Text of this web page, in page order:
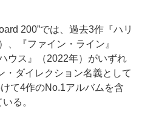
200”では、過去3作『ハリ
、『ファイン・ライン』
ウス』（2022年）がいずれ
・ダイレクション名義として
て4作のNo.1アルバムを含
る。